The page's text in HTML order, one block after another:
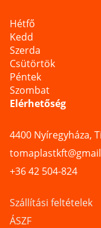
Hétfő
Kedd
Szerda
Csütörtök
Péntek
Szombat
Elérhetőség
4400 Nyíregyháza,
+36 42 504-824
Szállítási feltételek
ÁSZF